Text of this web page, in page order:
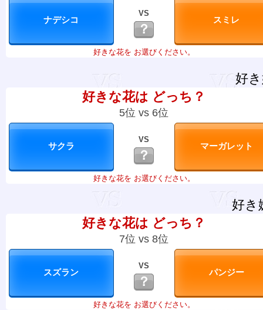
VS
？
好きな花を お選びください。
好
好きな花は どっち？
5位 vs 6位
VS
？
好きな花を お選びください。
好き
好きな花は どっち？
7位 vs 8位
VS
？
好きな花を お選びください。